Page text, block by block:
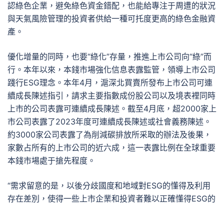
認綠色企業，避免綠色資金錯配，也能給專注于周遭的狀況
與天氣風險管理的投資者供給一種可托度更高的綠色金融資
產。
優化增量的同時，也要“綠化”存量，推進上市公司向“綠”而
行。本年以來，本錢市場強化信息表露監管，領導上市公司
踐行ESG理念。本年4月，滬深北買賣所發布上市公司可連
續成長陳述指引，請求主要指數成份股公司以及境表裡同時
上市的公司表露可連續成長陳述。截至4月底，超2000家上
市公司表露了2023年度可連續成長陳述或社會義務陳述。
約3000家公司表露了為削減碳排放所采取的辦法及後果，
家數占所有的上市公司的近六成，這一表露比例在全球重要
本錢市場處于搶先程度。
“需求留意的是，以後分歧國度和地域對ESG的懂得及利用
存在差別，使得一些上市企業和投資者難以正確懂得ESG的